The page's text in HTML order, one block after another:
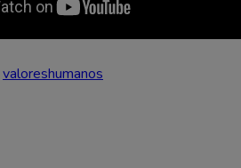
valoreshumanos